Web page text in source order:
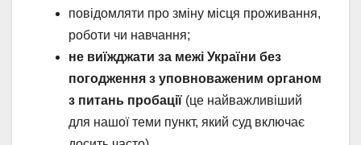
повідомляти про зміну місця проживання,
роботи чи навчання;
не виїжджати за межі України без
погодження з уповноваженим органом
з питань пробації (це найважливіший
для нашої теми пункт, який суд включає